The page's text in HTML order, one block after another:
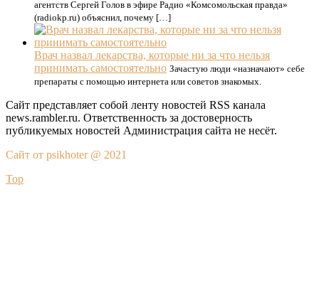
агентств Сергей Голов в эфире Радио «Комсомольская правда»
(radiokp.ru) объяснил, почему […]
Врач назвал лекарства, которые ни за что нельзя
принимать самостоятельно Зачастую люди «назначают» себе
препараты с помощью интернета или советов знакомых.
Сайт представляет собой ленту новостей RSS канала
news.rambler.ru. Ответственность за достоверность
публикуемых новостей Администрация сайта не несёт.
Сайт от psikhoter @ 2021
Top